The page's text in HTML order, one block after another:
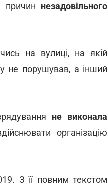
незадовільного
на вулиці, на якій
не порушував, а інший
не виконала
організацію
З її повним текстом